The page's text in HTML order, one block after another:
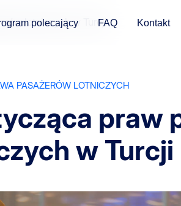
polecający FAQ Kontakt
lotniczych w Turcji
PASAŻERÓW LOTNICZYCH
praw
w Turcji